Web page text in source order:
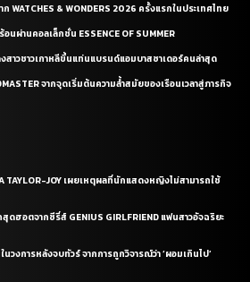
ก WATCHES & WONDERS 2026 ครั้งแรกในประเทศไทย
นผ่านคอลเล็กชั่น ESSENCE OF SUMMER
สาวชาวเกาหลีขึ้นแท่นแบรนด์แอมบาสซาเดอร์คนล่าสุด
จากจุดเริ่มต้นความล้ำสมัยของเรือนเวลาสู่ภารกิจ
TAYLOR-JOY เผยเหตุผลที่นักแสดงหญิงไม่สามารถใช้
สุดฮอตจากซีรี่ส์ GENIUS GIRLFRIEND แฟนสาวอัจฉริยะ
นวงการหลังจบทัวร์ จากการถูกวิจารณ์ว่า ‘ผอมเกินไป’